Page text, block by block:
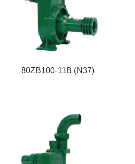
80ZB100-11B (N37)